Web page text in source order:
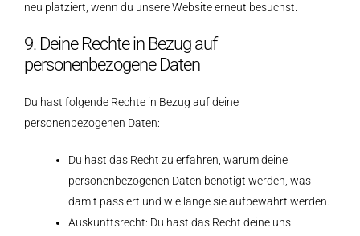
neu platziert, wenn du unsere Website erneut besuchst.
9. Deine Rechte in Bezug auf
personenbezogene Daten
Du hast folgende Rechte in Bezug auf deine
personenbezogenen Daten:
Du hast das Recht zu erfahren, warum deine
personenbezogenen Daten benötigt werden, was
damit passiert und wie lange sie aufbewahrt werden.
Auskunftsrecht: Du hast das Recht deine uns